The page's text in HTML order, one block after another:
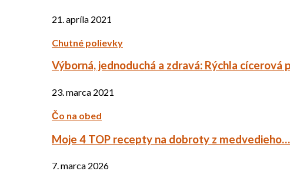
21. apríla 2021
Chutné polievky
Výborná, jednoduchá a zdravá: Rýchla cícerová
23. marca 2021
Čo na obed
Moje 4 TOP recepty na dobroty z medvedieho…
7. marca 2026